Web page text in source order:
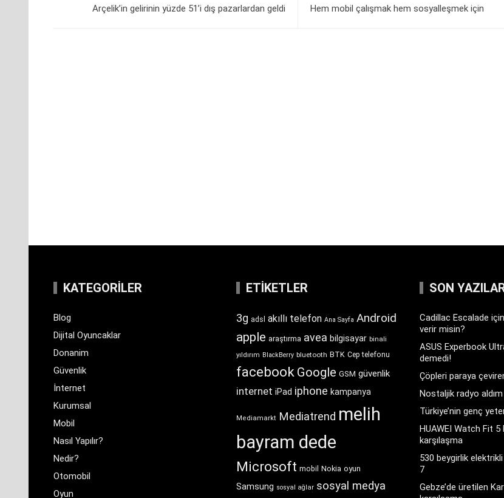
Arçelik’in gelirinin yüzde 51’i dış pazarlardan geldi
Hem mobil çalışmak hem sosyalleşmek için
KATEGORILER
Blog
Dijital Oyuncaklar
Donanim
Güvenlik
İnternet
Kurumsal
Mobil
Nasıl Yapılır?
Nedir?
Otomobil
Oyun
ETIKETLER
3g adsl akıllı telefon Ana Sayfa Android
apple araştırma avea bilgisayar binali
yıldırım BlackBerry bluetooth BTK Cep telefonu
facebook Google GSM güvenlik
internet iPad iphone kampanya
Mediamarkt Mediatrend melih
bayram dede
Microsoft mobil Nokia oyun
Samsung sosyal ağlar sosyal medya
SON
Cadillac Escalade
verir misin?
ASUS Experbook
demedi!
Çöpleri paraya
Nostaljik radyo aldım
Türkiye’nin genç
HUAWEI Watch Fit 5
karşılaşma
530 beygirlik
7
Gebze’de üretilen